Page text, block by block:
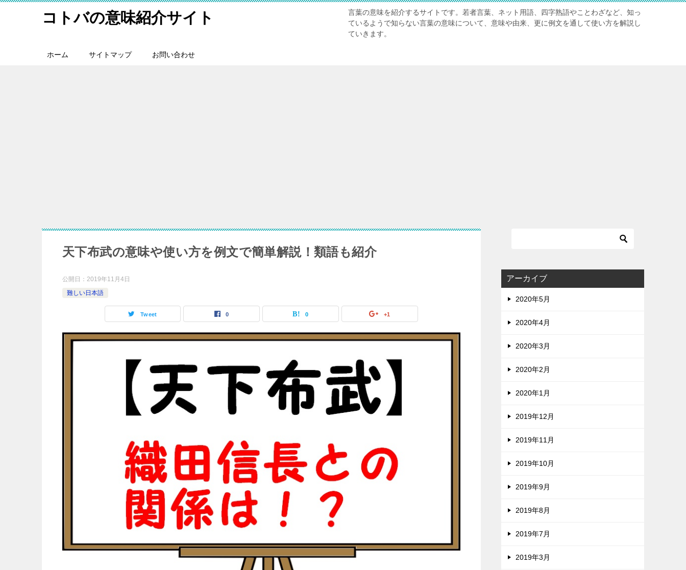
コトバの意味紹介サイト
言葉の意味を紹介するサイトです。若者言葉、ネット用語、四字熟語やことわざなど、知っ
ているようで知らない言葉の意味について、意味や由来、更に例文を通して使い方を解説し
ていきます。
ホーム サイトマップ お問い合わせ
天下布武の意味や使い方を例文で簡単解説！類語も紹介
公開日： 2019年11月4日
難しい日本語
Tweet 0 0 +1
アーカイブ
2020年5月
2020年4月
2020年3月
2020年2月
2020年1月
2019年12月
2019年11月
2019年10月
2019年9月
2019年8月
2019年7月
2019年3月